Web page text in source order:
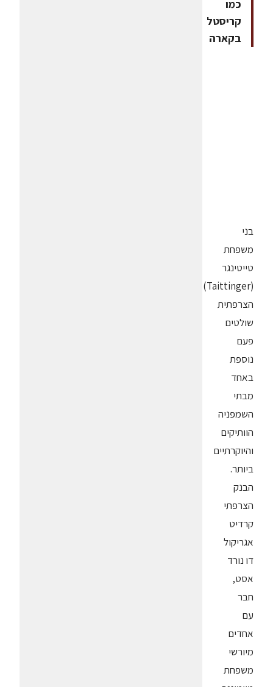
כמו
קריסטל
בקארה
בני
משפחת
טייטינגר
(Taittinger)
הצרפתית
שולטים
פעם
נוספת
באחד
מבתי
השמפניה
הוותיקים
והיוקרתיים
ביותר.
הבנק
הצרפתי
קרדיט
אגריקול
דו נורד
אסט,
חבר
עם
אחדים
מיורשי
משפחת